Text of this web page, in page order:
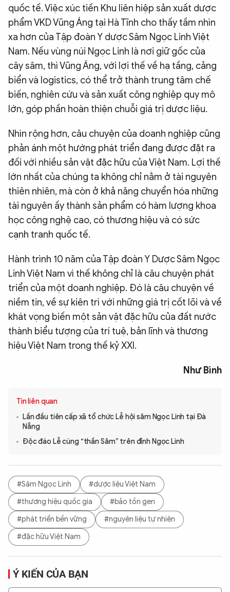
quốc tế. Việc xúc tiến Khu liên hiệp sản xuất dược
phẩm VKD Vũng Áng tại Hà Tĩnh cho thấy tầm nhìn
xa hơn của Tập đoàn Y dược Sâm Ngọc Linh Việt
Nam. Nếu vùng núi Ngọc Linh là nơi giữ gốc của
cây sâm, thì Vũng Áng, với lợi thế về hạ tầng, cảng
biển và logistics, có thể trở thành trung tâm chế
biến, nghiên cứu và sản xuất công nghiệp quy mô
lớn, góp phần hoàn thiện chuỗi giá trị dược liệu.
Nhìn rộng hơn, câu chuyện của doanh nghiệp cũng
phản ánh một hướng phát triển đang được đặt ra
đối với nhiều sản vật đặc hữu của Việt Nam. Lợi thế
lớn nhất của chúng ta không chỉ nằm ở tài nguyên
thiên nhiên, mà còn ở khả năng chuyển hóa những
tài nguyên ấy thành sản phẩm có hàm lượng khoa
học công nghệ cao, có thương hiệu và có sức
cạnh tranh quốc tế.
Hành trình 10 năm của Tập đoàn Y Dược Sâm Ngọc
Linh Việt Nam vì thế không chỉ là câu chuyện phát
triển của một doanh nghiệp. Đó là câu chuyện về
niềm tin, về sự kiên trì với những giá trị cốt lõi và về
khát vọng biến một sản vật đặc hữu của đất nước
thành biểu tượng của trí tuệ, bản lĩnh và thương
hiệu Việt Nam trong thế kỷ XXI.
Như Bình
Tin liên quan
Lần đầu tiên cấp xã tổ chức Lễ hội sâm Ngọc Linh tại Đà
Nẵng
Độc đáo Lễ cúng “thần Sâm” trên đỉnh Ngọc Linh
#Sâm Ngọc Linh
#dược liệu Việt Nam
#thương hiệu quốc gia
#bảo tồn gen
#phát triển bền vững
#nguyên liệu tự nhiên
#đặc hữu Việt Nam
Ý KIẾN CỦA BẠN